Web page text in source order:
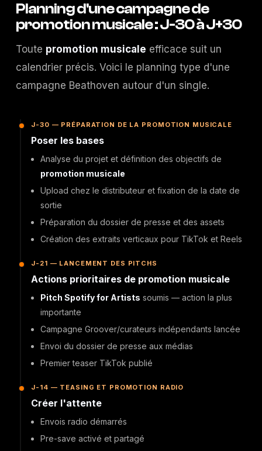
Planning d'une campagne de
promotion musicale : J-30 à J+30
Toute promotion musicale efficace suit un
calendrier précis. Voici le planning type d'une
campagne Beathoven autour d'un single.
J-30 — PRÉPARATION DE LA PROMOTION MUSICALE
Poser les bases
Analyse du projet et définition des objectifs de
promotion musicale
Upload chez le distributeur et fixation de la date de
sortie
Préparation du dossier de presse et des assets
Création des extraits verticaux pour TikTok et Reels
J-21 — LANCEMENT DES PITCHS
Actions prioritaires de promotion musicale
Pitch Spotify for Artists soumis — action la plus
importante
Campagne Groover/curateurs indépendants lancée
Envoi du dossier de presse aux médias
Premier teaser TikTok publié
J-14 — TEASING ET PROMOTION RADIO
Créer l'attente
Envois radio démarrés
Pre-save activé et partagé